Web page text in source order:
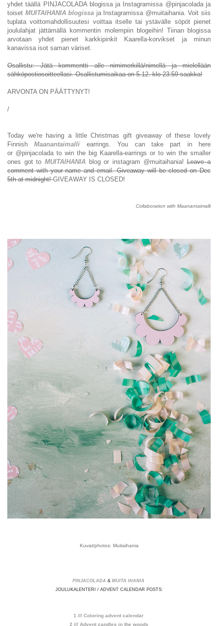
yhdet täällä PINJACOLADA blogissa ja Instagramissa @pinjacolada ja
toiset MUITAIHANIA blogissa ja Instagramissa @muitaihania. Voit siis
tuplata voittomahdollisuutesi voittaa itselle tai ystävälle söpöt pienet
joululahjat jättämällä kommentin molempiin blogeihin! Tiinan blogissa
arvotaan yhdet pienet karkkipinkit Kaarella-korvikset ja minun
kanavissa isot saman väriset.
Osallistu: Jätä kommentti alle nimimerkillä/nimellä ja mielellään
sähköpostiosoitteellasi. Osallistumisaikaa on 5.12. klo 23:59 saakka!
ARVONTA ON PÄÄTTYNYT!
/
Today we're having a little Christmas gift giveaway of these lovely
FinnishMaanantaimalli earrings. You can take part in here
or @pinjacolada to win the big Kaarella-earrings or to win the smaller
ones got to MUITAIHANIA blog or instagram @muitaihania!Leave a
comment with your name and email. Giveaway will be closed on Dec
5th at midnight!GIVEAWAY IS CLOSED!
Collaboration with Maanantaimalli
Kuvat/photos: Muitaihania
PINJACOLADA & MUITA IHANIA
JOULUKALENTERI / ADVENT CALENDAR POSTS:
1 /// Coloring advent calendar
2 /// Advent candles in the woods